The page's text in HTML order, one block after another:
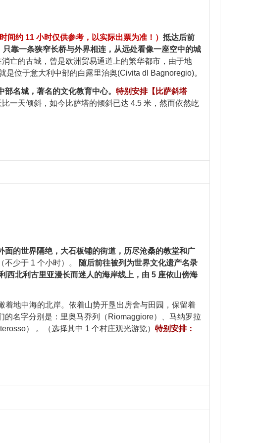
约 11 小时仅供参考，以实际出票为准！） 抵达后前
靠一条狭窄长桥与外界相连，从远处看像一座空中的城
消亡的古城，曾是欧洲贸易通道上的繁华都市，由于地
是位于意大利中部的白露里治奥(Civita dl Bagnoregio)。
名城，著名的文化教育中心。 特别安排【比萨斜塔
一天倾斜，如今比萨塔的倾斜已达 4.5 米，然而依然屹
的世界隔绝，大石板铺的街道，历尽沧桑的教堂和广
（不少于 1 个小时）。
随后前往被列为世界文化遗产名录
北利古里亚漫长而迷人的海岸线上，由 5 座依山傍海
着地中海的北岸。依着山势开垦出房舍与田园，保留着
名字分别是：里奥马乔列（Riomaggiore）、马纳罗拉
） 。（选择其中 1 个村庄观光游览） 特别安排：